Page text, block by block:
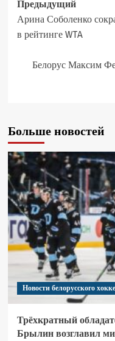
Предыдущий
Арина Соболенко
в рейтинге WTA
Белорус Максим
Больше новостей
Новости белорусского
Трёхкратный
Брылин возглавил